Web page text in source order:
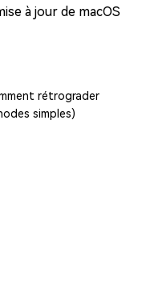
à jour de macOS
rétrograder
simples)